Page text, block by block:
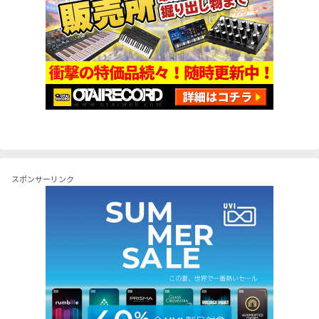
スポンサーリンク